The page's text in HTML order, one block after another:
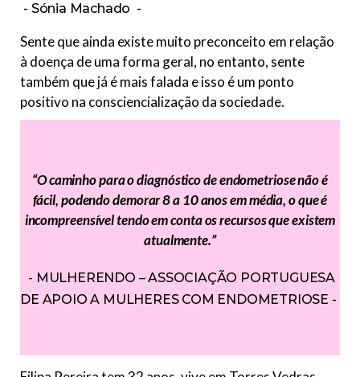
Sónia Machado
Sente que ainda existe muito preconceito em relação
à doença de uma forma geral, no entanto, sente
também que já é mais falada e isso é um ponto
positivo na consciencialização da sociedade.
“O caminho para o diagnóstico de endometriose não é
fácil, podendo demorar 8 a 10 anos em média, o que é
incompreensível tendo em conta os recursos que existem
atualmente.”
MULHERENDO – ASSOCIAÇÃO PORTUGUESA
DE APOIO A MULHERES COM ENDOMETRIOSE